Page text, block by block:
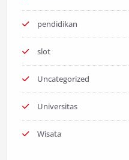
pendidikan
slot
Uncategorized
Universitas
Wisata